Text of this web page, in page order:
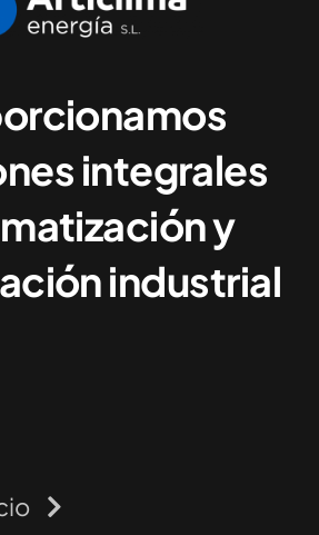
integrales
y
industrial